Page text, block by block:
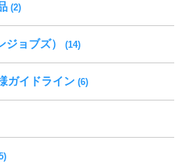
(2)
ョブズ） (14)
ガイドライン (6)